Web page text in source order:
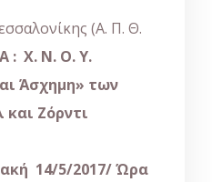
(Α. Π. Θ.
: Χ. Ν. Ο. Υ.
Άσχημη» των
Ζόρντι
14/5/2017/ Ώρα